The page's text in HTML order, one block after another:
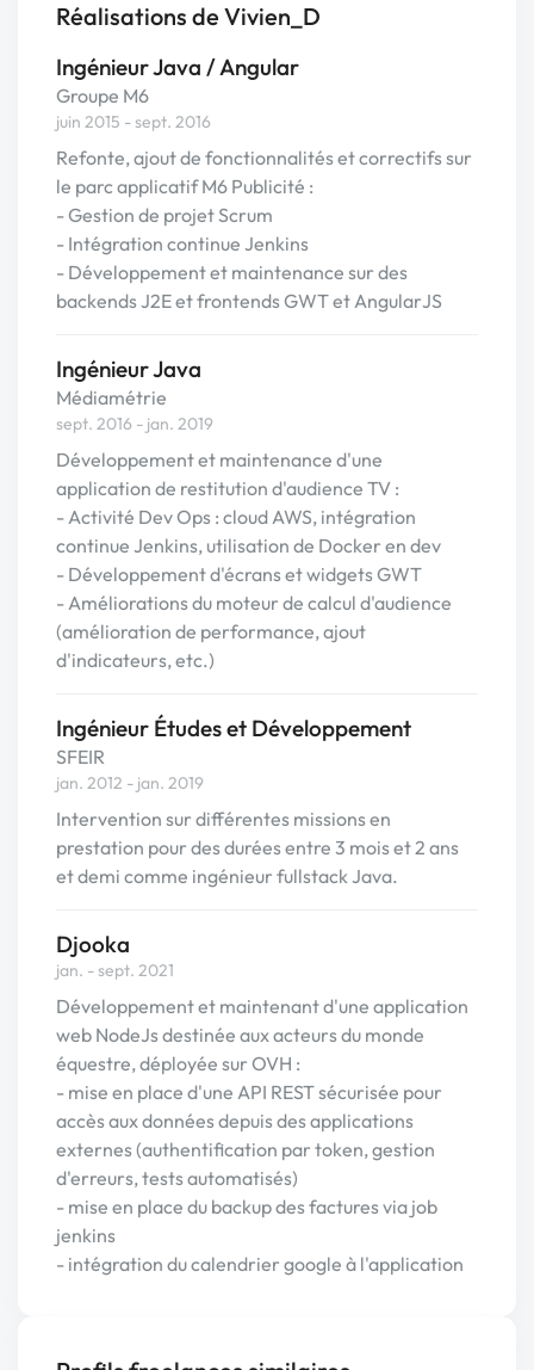
Réalisations de Vivien_D
Ingénieur Java / Angular
Groupe M6
juin 2015 - sept. 2016
Refonte, ajout de fonctionnalités et correctifs sur
le parc applicatif M6 Publicité :
- Gestion de projet Scrum
- Intégration continue Jenkins
- Développement et maintenance sur des
backends J2E et frontends GWT et AngularJS
Ingénieur Java
Médiamétrie
sept. 2016 - jan. 2019
Développement et maintenance d'une
application de restitution d'audience TV :
- Activité Dev Ops : cloud AWS, intégration
continue Jenkins, utilisation de Docker en dev
- Développement d'écrans et widgets GWT
- Améliorations du moteur de calcul d'audience
(amélioration de performance, ajout
d'indicateurs, etc.)
Ingénieur Études et Développement
SFEIR
jan. 2012 - jan. 2019
Intervention sur différentes missions en
prestation pour des durées entre 3 mois et 2 ans
et demi comme ingénieur fullstack Java.
Djooka
jan. - sept. 2021
Développement et maintenant d'une application
web NodeJs destinée aux acteurs du monde
équestre, déployée sur OVH :
- mise en place d'une API REST sécurisée pour
accès aux données depuis des applications
externes (authentification par token, gestion
d'erreurs, tests automatisés)
- mise en place du backup des factures via job
jenkins
- intégration du calendrier google à l'application